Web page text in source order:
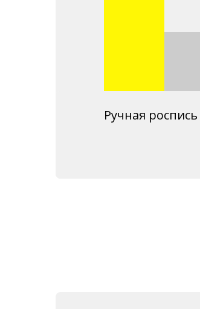
Ручная роспись